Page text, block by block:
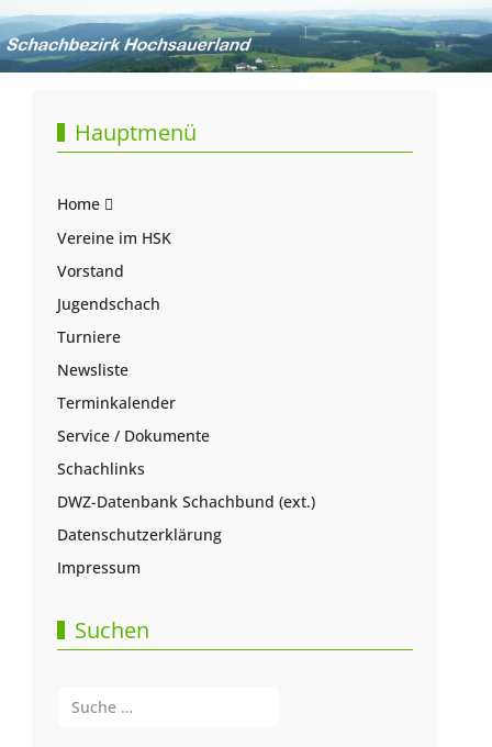
Hauptmenü
Home
Vereine im HSK
Vorstand
Jugendschach
Turniere
Newsliste
Terminkalender
Service / Dokumente
Schachlinks
DWZ-Datenbank Schachbund (ext.)
Datenschutzerklärung
Impressum
Suchen